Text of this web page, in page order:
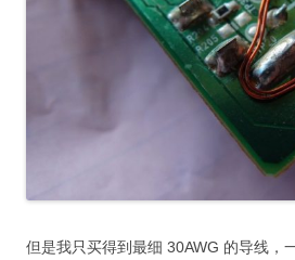
但是我只买得到最细 30AWG 的导线，